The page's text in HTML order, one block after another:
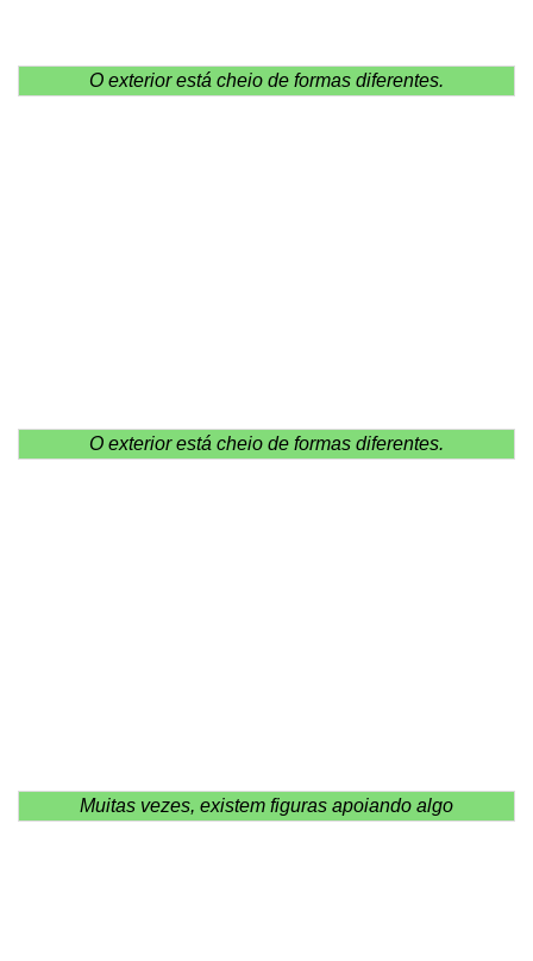
O exterior está cheio de formas diferentes.
O exterior está cheio de formas diferentes.
Muitas vezes, existem figuras apoiando algo